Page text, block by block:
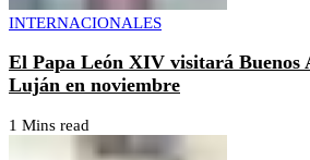
INTERNACIONALES
El Papa León XIV visitará Buenos
Luján en noviembre
1 Mins read